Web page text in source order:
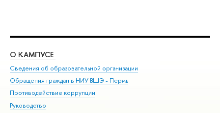
О КАМПУСЕ
Сведения об образовательной организации
Обращения граждан в НИУ ВШЭ - Пермь
Противодействие коррупции
Руководство